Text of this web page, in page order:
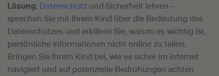
Lösung: Datenschutz und Sicherheit lehren –
sprechen Sie mit Ihrem Kind über die Bedeutung des
Datenschutzes und erklären Sie, warum es wichtig ist,
persönliche Informationen nicht online zu teilen.
Bringen Sie Ihrem Kind bei, wie es sicher im Internet
navigiert und auf potenzielle Bedrohungen achten